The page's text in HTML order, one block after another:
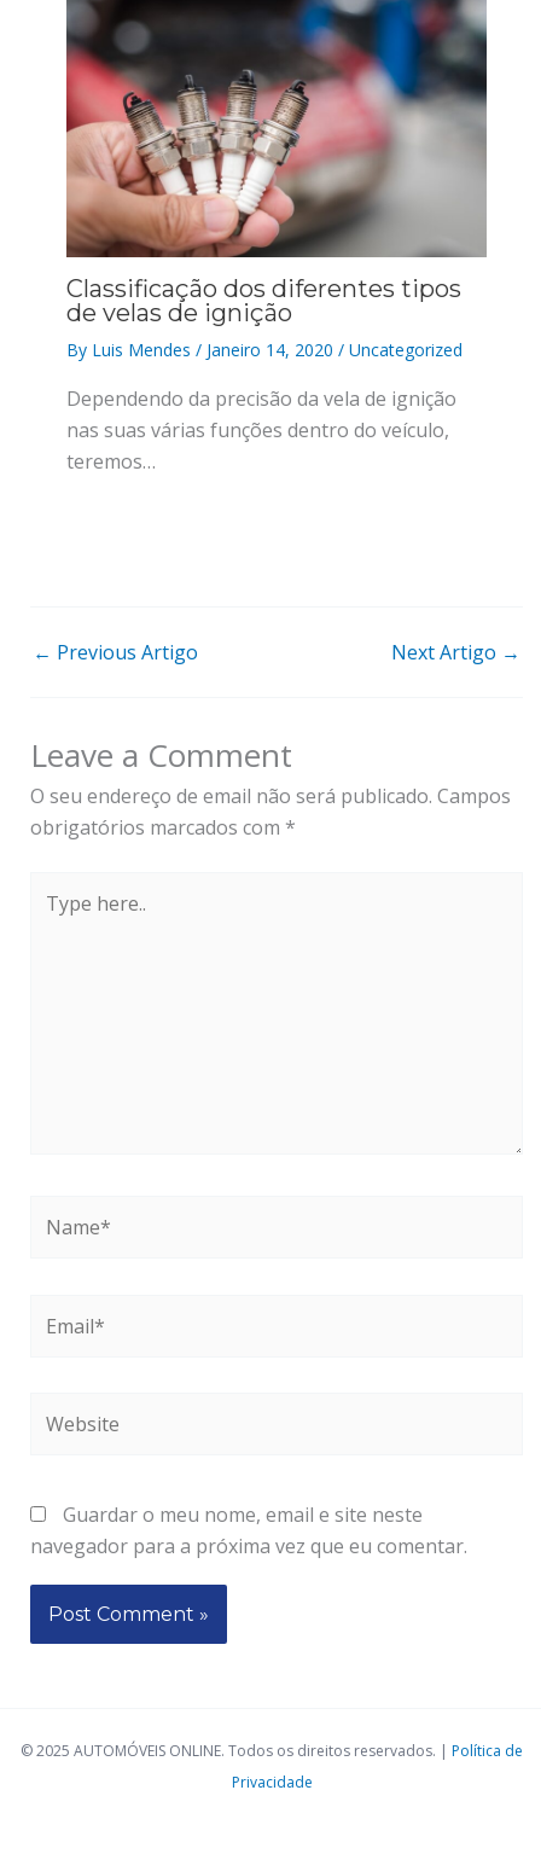
Classificação dos diferentes tipos
de velas de ignição
By Luis Mendes / Janeiro 14, 2020 / Uncategorized
Dependendo da precisão da vela de ignição
nas suas várias funções dentro do veículo,
teremos…
← Previous Artigo Next Artigo →
Leave a Comment
O seu endereço de email não será publicado. Campos
obrigatórios marcados com *
here..
Guardar o meu nome, email e site neste
navegador para a próxima vez que eu comentar.
© 2025 AUTOMÓVEIS ONLINE. Todos os direitos reservados. | Política de
Privacidade